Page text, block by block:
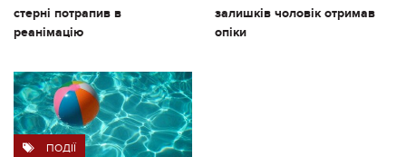
стерні потрапив в
реанімацію
залишків чоловік отримав
опіки
ПОДІЇ